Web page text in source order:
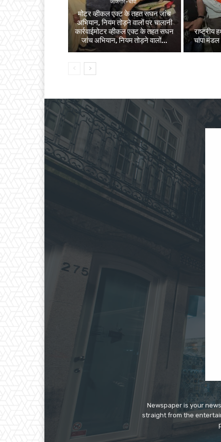
जांजगीर-चांपा
मोटर व्हीकल एक्ट के तहत सघन जांच
अभियान, नियम तोड़ने वालों पर चालानी
कार्रवाईमोटर व्हीकल एक्ट के तहत सघन
जांच अभियान, नियम तोड़ने वालों...
राष्ट्रीय
चांपा
Newspaper is your
straight from the